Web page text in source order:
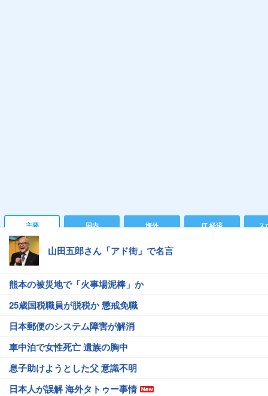
主要 国内 海外 IT 経済 ス
山田五郎さん「アド街」で名言
熊本の被災地で「火事場泥棒」か
25歳国税職員が脱税か 懲戒免職
日本郵便のシステム障害が解消
車中泊で女性死亡 遺族の胸中
息子助けようとした父 意識不明
日本人が誤解 海外タトゥー事情